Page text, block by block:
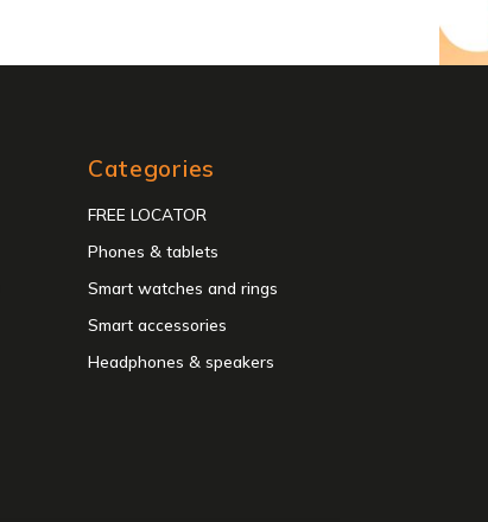
categories
Categories
FREE LOCATOR
Phones & tablets
Smart watches and rings
Smart accessories
Headphones & speakers